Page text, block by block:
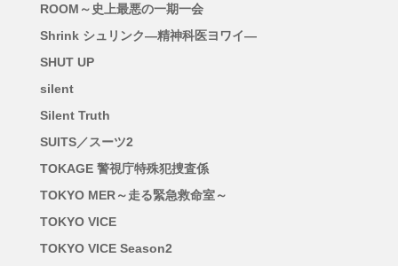
ROOM～史上最悪の一期一会
Shrink シュリンク―精神科医ヨワイ―
SHUT UP
silent
Silent Truth
SUITS／スーツ2
TOKAGE 警視庁特殊犯捜査係
TOKYO MER～走る緊急救命室～
TOKYO VICE
TOKYO VICE Season2